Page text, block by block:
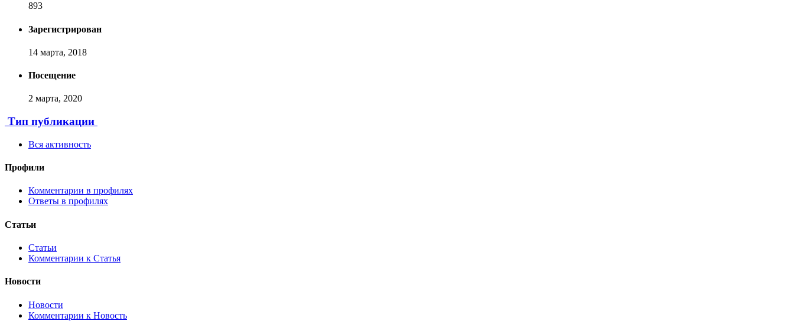
893
Зарегистрирован
14 марта, 2018
Посещение
2 марта, 2020
Тип публикации
Вся активность
Профили
Комментарии в профилях
Ответы в профилях
Статьи
Статьи
Комментарии к Статья
Новости
Новости
Комментарии к Новость